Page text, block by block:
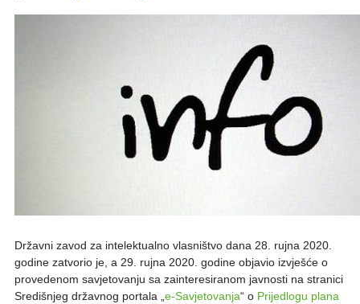
Državni zavod za intelektualno vlasništvo dana 28. rujna 2020.
godine zatvorio je, a 29. rujna 2020. godine objavio izvješće o
provedenom savjetovanju sa zainteresiranom javnosti na stranici
Središnjeg državnog portala „ e-Savjetovanja“ oPrijedlogu plana